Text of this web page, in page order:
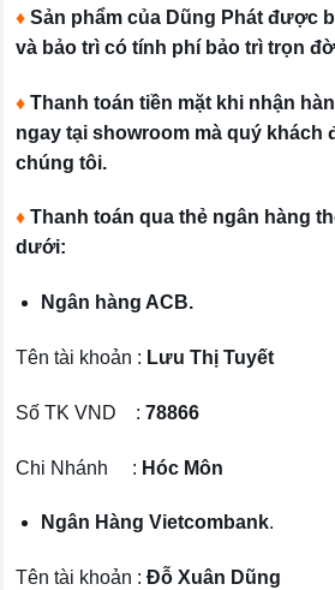
♦ Sản phẩm của Dũng Phát được
và bảo trì có tính phí bảo trì trọn
♦ Thanh toán tiền mặt khi nhận
ngay tại showroom mà quý khách
chúng tôi.
♦ Thanh toán qua thẻ ngân hàng
dưới:
Ngân hàng ACB.
Tên tài khoản : Lưu Thị Tuyết
Số TK VND : 78866
Chi Nhánh : Hóc Môn
Ngân Hàng Vietcombank.
Tên tài khoản : Đỗ Xuân Dũng